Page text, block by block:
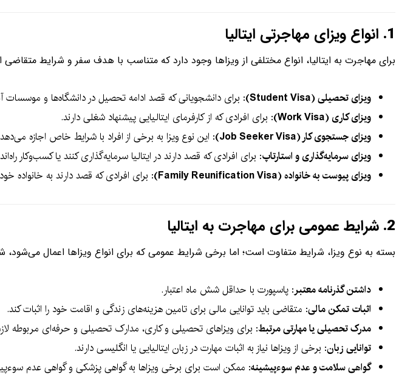
1. انواع ویزای مهاجرتی ایتالیا
برای مهاجرت به ایتالیا، انواع مختلفی از ویزاها وجود دارد که متناسب با هدف سفر و شرایط
ویزای تحصیلی (Student Visa)
: برای دانشجویانی که قصد ادامه تحصیل در دانشگاه‌ها و موسسات
ویزای کاری (Work Visa)
: برای افرادی که از کارفرمای ایتالیایی پیشنهاد شغلی دارند.
ویزای جستجوی کار (Job Seeker Visa)
: این نوع ویزا به برخی از افراد با شرایط خاص اجازه
ویزای سرمایه‌گذاری و استارتاپ: برای افرادی که قصد دارند در ایتالیا سرمایه‌گذاری کنند یا کسب‌وکار
ویزای پیوست به خانواده (Family Reunification Visa)
: برای افرادی که قصد دارند به خانواده خود
2. شرایط عمومی برای مهاجرت به ایتالیا
بسته به نوع ویزا، شرایط متفاوت است؛ اما برخی شرایط عمومی که برای انواع ویزاها اعمال می‌شود،
داشتن گذرنامه معتبر: پاسپورت با حداقل شش ماه اعتبار.
اثبات تمکن مالی: متقاضی باید توانایی مالی برای تامین هزینه‌های زندگی و اقامت خود را اثبات کند.
مدرک تحصیلی یا مهارتی مرتبط: برای ویزاهای تحصیلی و کاری، مدارک تحصیلی و حرفه‌ای مربوطه
توانایی زبان: برخی از ویزاها نیاز به اثبات مهارت در زبان ایتالیایی یا انگلیسی دارند.
گواهی سلامت و عدم سوءپیشینه: ممکن است برای برخی ویزاها به گواهی پزشکی و گواهی عدم